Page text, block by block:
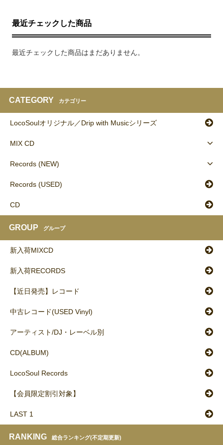
最近チェックした商品
最近チェックした商品はまだありません。
CATEGORY カテゴリー
LocoSoulオリジナル／Drip with Musicシリーズ
MIX CD
Records (NEW)
Records (USED)
CD
GROUP グループ
新入荷MIXCD
新入荷RECORDS
【近日発売】レコード
中古レコード(USED Vinyl)
アーティスト/DJ・レーベル別
CD(ALBUM)
LocoSoul Records
【会員限定割引対象】
LAST 1
RANKING 総合ランキング(不定期更新)